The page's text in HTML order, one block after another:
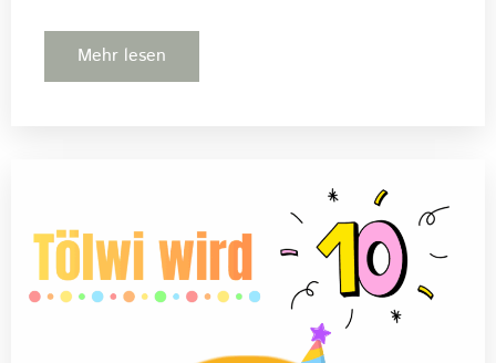
Mehr lesen